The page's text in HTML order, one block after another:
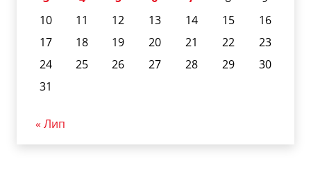
10
11 12 13 14 15
16
17
18 19 20 21 22
23
24
25 26 27 28 29
30
31
« Лип